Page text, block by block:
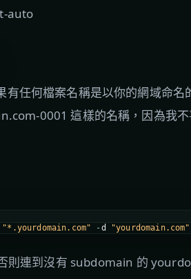
auto
任何檔案名稱是以你的網域命名
0001 這樣的名稱，因為我
"*.yourdomain.com" -d "yourdomain.com"
則連到沒有 subdomain 的